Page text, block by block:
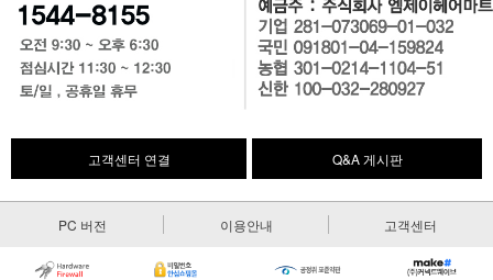
고객센터 연결 Q&A 게시판
PC 버전 이용안내 고객센터